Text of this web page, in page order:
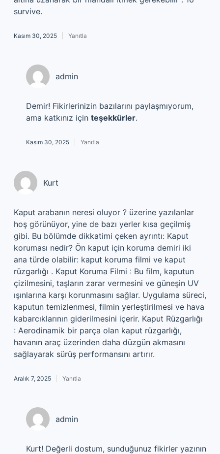
survive.
Kasım 30, 2025 Yanıtla
admin
Demir! Fikirlerinizin bazılarını paylaşmıyorum,
ama katkınız için teşekkürler.
Kasım 30, 2025 Yanıtla
Kurt
Kaput arabanın neresi oluyor ? üzerine yazılanlar
hoş görünüyor, yine de bazı yerler kısa geçilmiş
gibi. Bu bölümde dikkatimi çeken ayrıntı: Kaput
koruması nedir? Ön kaput için koruma demiri iki
ana türde olabilir: kaput koruma filmi ve kaput
rüzgarlığı . Kaput Koruma Filmi : Bu film, kaputun
çizilmesini, taşların zarar vermesini ve güneşin UV
ışınlarına karşı korunmasını sağlar. Uygulama süreci,
kaputun temizlenmesi, filmin yerleştirilmesi ve hava
kabarcıklarının giderilmesini içerir. Kaput Rüzgarlığı
: Aerodinamik bir parça olan kaput rüzgarlığı,
havanın araç üzerinden daha düzgün akmasını
sağlayarak sürüş performansını artırır.
Aralık 7, 2025 Yanıtla
admin
Kurt! Değerli dostum, sunduğunuz fikirler yazının